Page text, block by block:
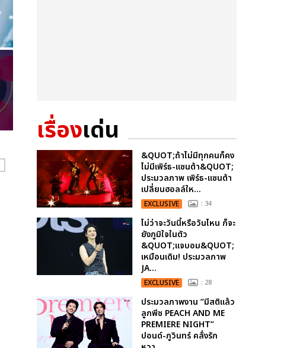
เรื่องเด่น
&QUOT;ถ้าไม่มีทุกคนก็คง
ไม่มีเพิร์ธ-แซนต้า&QUOT;
ประมวลภาพ เพิร์ธ-แซนต้า
เปลี่ยนฮอลล์ให...
EXCLUSIVE : 34
ไม่ว่าจะวันนี้หรือวันไหน ก็จะ
ยังภูมิใจในตัว
&QUOT;แจบอม&QUOT;
เหมือนเดิม! ประมวลภาพ
JA...
EXCLUSIVE : 28
ประมวลภาพงาน “มีสติแล้ว
ลูกพีช PEACH AND ME
PREMIERE NIGHT”
ปอนด์-ภูวินทร์ คลั่งรัก